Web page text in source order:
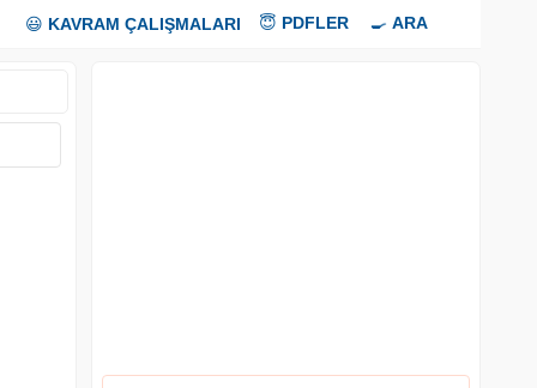
😃 KAVRAM ÇALIŞMALARI 😇 PDFLER 🍳 ARA